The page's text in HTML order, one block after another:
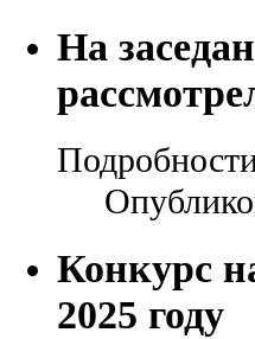
На
Конкурс
2025 году